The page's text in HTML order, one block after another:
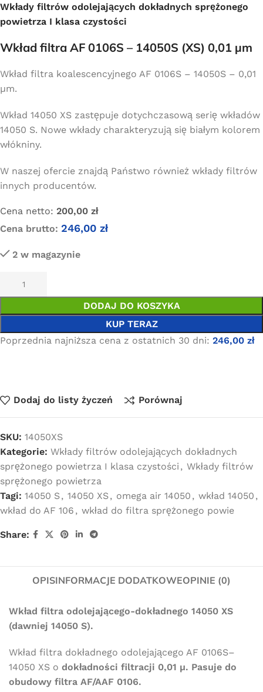
Wkłady filtrów odolejających dokładnych sprężonego
powietrza I klasa czystości
Wkład filtra AF 0106S – 14050S (XS) 0,01 µm
Wkład filtra koalescencyjnego AF 0106S – 14050S – 0,01
µm.
Wkład 14050 XS zastępuje dotychczasową serię wkładów
14050 S. Nowe wkłady charakteryzują się białym kolorem
włókniny.
W naszej ofercie znajdą Państwo również wkłady filtrów
innych producentów.
Cena netto: 200,00 zł
Cena brutto: 246,00 zł
2 w magazynie
DODAJ DO KOSZYKA
KUP TERAZ
Poprzednia najniższa cena z ostatnich 30 dni: 246,00 zł
Dodaj do listy życzeń Porównaj
SKU: 14050XS
Kategorie: Wkłady filtrów odolejających dokładnych
sprężonego powietrza I klasa czystości , Wkłady filtrów
sprężonego powietrza
Tagi: 14050 S, 14050 XS, omega air 14050 , wkład 14050 ,
wkład do AF 106 , wkład do filtra sprężonego powie
Share:
OPISINFORMACJE DODATKOWEOPINIE (0)
Wkład filtra odolejającego-dokładnego 14050 XS
(dawniej 14050 S).
Wkład filtra dokładnego odolejającego AF 0106S–
14050 XS o dokładności filtracji 0,01 µ. Pasuje do
obudowy filtra AF/AAF 0106.